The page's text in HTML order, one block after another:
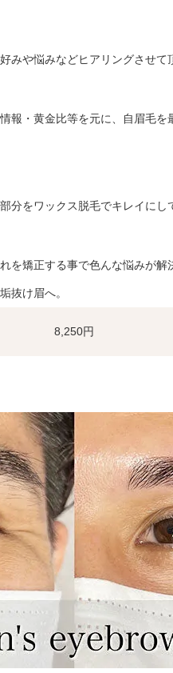
みや悩みなどヒアリングさせて
報・黄金比等を元に、自眉毛を
分をワックス脱毛でキレイにし
を矯正する事で色んな悩みが解
抜け眉へ。
8,250円